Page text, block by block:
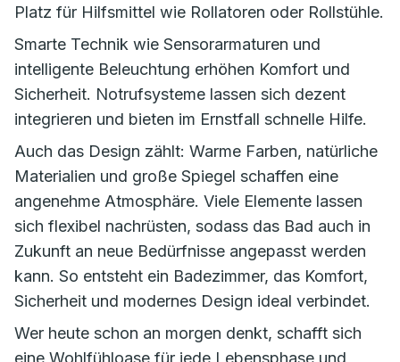
Platz für Hilfsmittel wie Rollatoren oder Rollstühle.
Smarte Technik wie Sensorarmaturen und
intelligente Beleuchtung erhöhen Komfort und
Sicherheit. Notrufsysteme lassen sich dezent
integrieren und bieten im Ernstfall schnelle Hilfe.
Auch das Design zählt: Warme Farben, natürliche
Materialien und große Spiegel schaffen eine
angenehme Atmosphäre. Viele Elemente lassen
sich flexibel nachrüsten, sodass das Bad auch in
Zukunft an neue Bedürfnisse angepasst werden
kann. So entsteht ein Badezimmer, das Komfort,
Sicherheit und modernes Design ideal verbindet.
Wer heute schon an morgen denkt, schafft sich
eine Wohlfühloase für jede Lebensphase und